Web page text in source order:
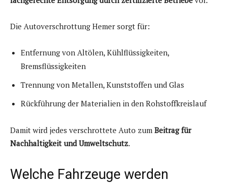
Die Autoverschrottung Hemer sorgt für:
Entfernung von Altölen, Kühlflüssigkeiten,
Bremsflüssigkeiten
Trennung von Metallen, Kunststoffen und Glas
Rückführung der Materialien in den Rohstoffkreislauf
Damit wird jedes verschrottete Auto zum Beitrag für
Nachhaltigkeit und Umweltschutz.
Welche Fahrzeuge werden